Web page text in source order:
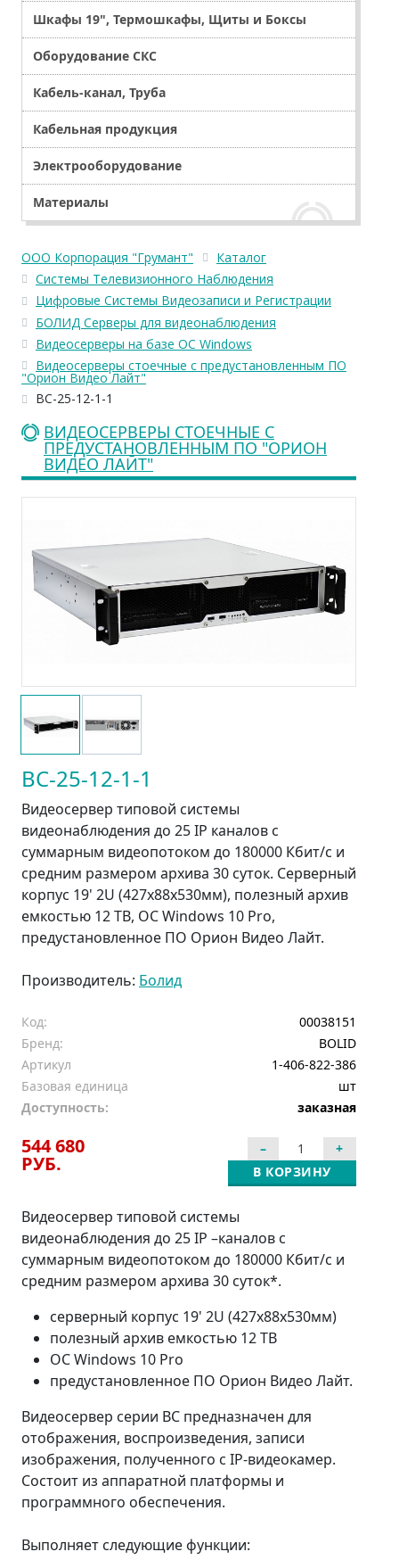
Шкафы 19", Термошкафы, Щиты и Боксы
Оборудование СКС
Кабель-канал, Труба
Кабельная продукция
Электрооборудование
Материалы
ООО Корпорация "Грумант"
Каталог
Системы Телевизионного Наблюдения
Цифровые Системы Видеозаписи и Регистрации
БОЛИД Серверы для видеонаблюдения
Видеосерверы на базе ОС Windows
Видеосерверы стоечные с предустановленным ПО
"Орион Видео Лайт"
ВС-25-12-1-1
ВИДЕОСЕРВЕРЫ СТОЕЧНЫЕ С
ПРЕДУСТАНОВЛЕННЫМ ПО "ОРИОН
ВИДЕО ЛАЙТ"
ВС-25-12-1-1
Видеосервер типовой системы
видеонаблюдения до 25 IP каналов с
суммарным видеопотоком до 180000 Кбит/с и
средним размером архива 30 суток. Серверный
корпус 19' 2U (427x88x530мм), полезный архив
емкостью 12 TB, ОС Windows 10 Pro,
предустановленное ПО Орион Видео Лайт.
Производитель: Болид
Код:
00038151
Бренд:
BOLID
Артикул
1-406-822-386
Базовая единица
шт
Доступность:
заказная
544 680
РУБ. В КОРЗИНУ
Видеосервер типовой системы
видеонаблюдения до 25 IP –каналов с
суммарным видеопотоком до 180000 Кбит/с и
средним размером архива 30 суток*.
серверный корпус 19' 2U (427x88x530мм)
полезный архив емкостью 12 TB
ОС Windows 10 Pro
предустановленное ПО Орион Видео Лайт.
Видеосервер серии ВС предназначен для
отображения, воспроизведения, записи
изображения, полученного с IP-видеокамер.
Состоит из аппаратной платформы и
программного обеспечения.
Выполняет следующие функции: